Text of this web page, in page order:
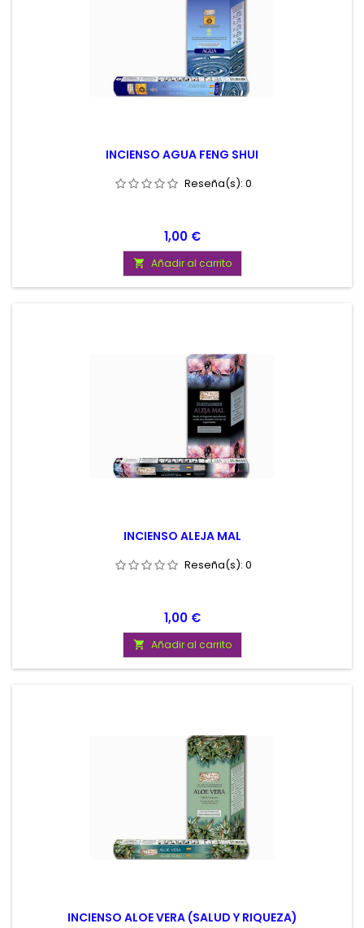
INCIENSO AGUA FENG SHUI
Reseña(s): 0
Precio
1,00 €
 Añadir al carrito
INCIENSO ALEJA MAL
Reseña(s): 0
Precio
1,00 €
 Añadir al carrito
INCIENSO ALOE VERA (SALUD Y RIQUEZA)